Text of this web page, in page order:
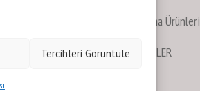
Tercihleri Görüntüle
İç Mekan Aydınlatma Ürünleri
LED LAMBA/AMPÜLLER